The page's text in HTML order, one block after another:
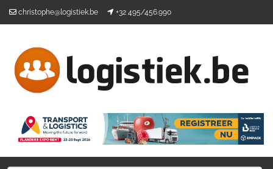
christophe@logistiek.be +32 495/456.990